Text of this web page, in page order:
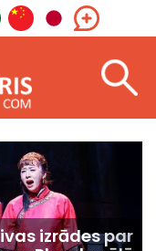
izrādes par